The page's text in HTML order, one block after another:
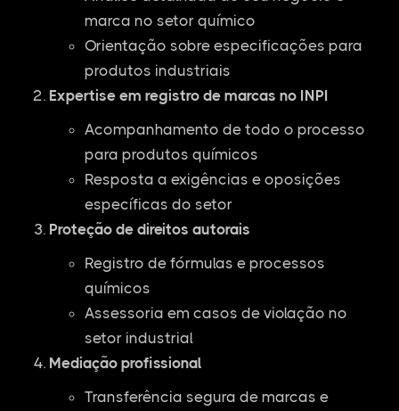
marca no setor químico
Orientação sobre especificações para
produtos industriais
Expertise em registro de marcas no INPI
Acompanhamento de todo o processo
para produtos químicos
Resposta a exigências e oposições
específicas do setor
Proteção de direitos autorais
Registro de fórmulas e processos
químicos
Assessoria em casos de violação no
setor industrial
Mediação profissional
Transferência segura de marcas e